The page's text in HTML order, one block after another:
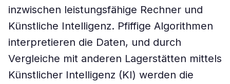
inzwischen leistungsfähige Rechner und
Künstliche Intelligenz. Pfiffige Algorithmen
interpretieren die Daten, und durch
Vergleiche mit anderen Lagerstätten mittels
Künstlicher Intelligenz (KI) werden die